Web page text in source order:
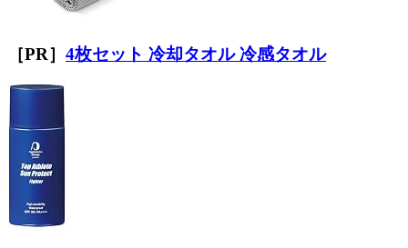
［PR］ 4枚セット 冷却タオル 冷感タオル